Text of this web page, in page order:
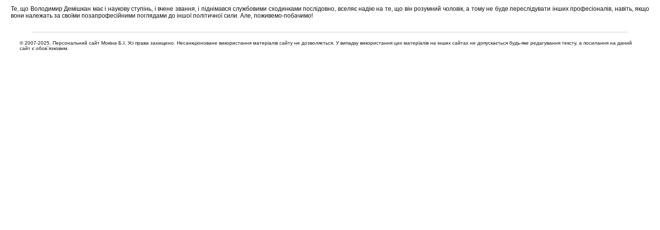
Те, що Володимир Демішкан має і наукову ступінь, і вчене звання, і піднімався службовими сходинками послідовно, вселяє надію на те, що він розумний чоловік, а тому не буде переслідувати інших професіоналів, навіть, якщо
вони належать за своїми позапрофесійними поглядами до іншої політичної сили. Але, поживемо-побачимо!
© 2007-2025. Персональний сайт Мокіна Б.І. Усі права захищено. Несанкціоноване використання матеріалів сайту не дозволяється. У випадку використання цих матеріалів на інших сайтах не допускається будь-яке редагування тексту, а посилання на даний
сайт є обов`язковим.